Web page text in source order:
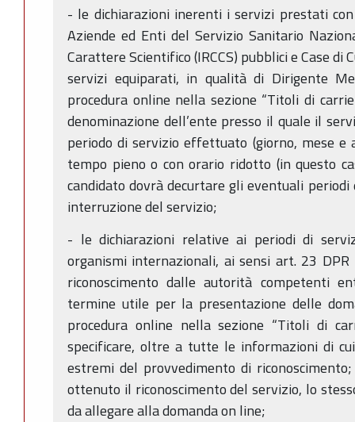
- le dichiarazioni inerenti i servizi prestati
Aziende ed Enti del Servizio Sanitario
Carattere Scientifico (IRCCS) pubblici e Case
servizi equiparati, in qualità di Dirigente
procedura online nella sezione “Titoli di
denominazione dell’ente presso il quale il
periodo di servizio effettuato (giorno, mese
tempo pieno o con orario ridotto (in questo
candidato dovrà decurtare gli eventuali
interruzione del servizio;
- le dichiarazioni relative ai periodi di
organismi internazionali, ai sensi art. 23
riconoscimento dalle autorità competenti
termine utile per la presentazione delle
procedura online nella sezione “Titoli di
specificare, oltre a tutte le informazioni di
estremi del provvedimento di
ottenuto il riconoscimento del servizio, lo
da allegare alla domanda on line;